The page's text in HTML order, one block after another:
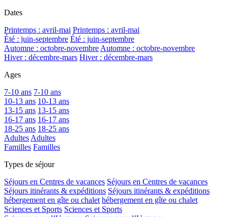
Dates
Printemps : avril-mai Printemps : avril-mai
Été : juin-septembre Été : juin-septembre
Automne : octobre-novembre Automne : octobre-novembre
Hiver : décembre-mars Hiver : décembre-mars
Ages
7-10 ans 7-10 ans
10-13 ans 10-13 ans
13-15 ans 13-15 ans
16-17 ans 16-17 ans
18-25 ans 18-25 ans
Adultes Adultes
Familles Familles
Types de séjour
Séjours en Centres de vacances Séjours en Centres de vacances
Séjours itinérants & expéditions Séjours itinérants & expéditions
hébergement en gîte ou chalet hébergement en gîte ou chalet
Sciences et Sports Sciences et Sports